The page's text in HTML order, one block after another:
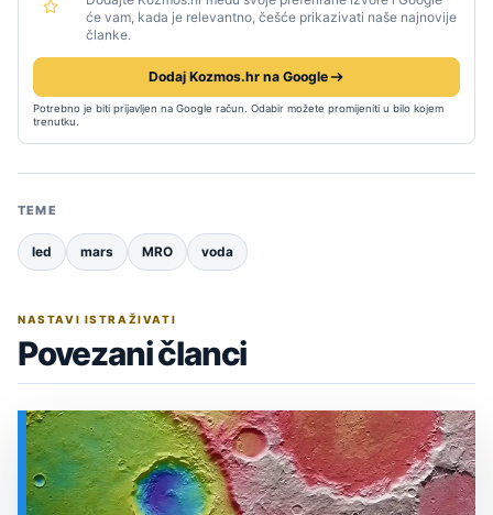
će vam, kada je relevantno, češće prikazivati naše najnovije
članke.
Dodaj Kozmos.hr na Google
Potrebno je biti prijavljen na Google račun. Odabir možete promijeniti u bilo kojem
trenutku.
TEME
led mars MRO voda
NASTAVI ISTRAŽIVATI
Povezani članci